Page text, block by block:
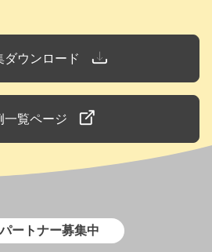
ダウンロード
一覧ページ
ートナー募集中